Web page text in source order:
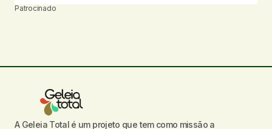
Patrocinado
A Geleia Total é um projeto que tem como missão a